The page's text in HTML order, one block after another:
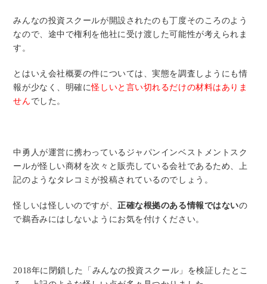
みんなの投資スクールが開設されたのも丁度そのころのよう
なので、途中で権利を他社に受け渡した可能性が考えられま
す。
とはいえ会社概要の件については、実態を調査しようにも情
報が少なく、明確に怪しいと言い切れるだけの材料はありま
せん でした。
中勇人が運営に携わっているジャパンインベストメントスク
ールが怪しい商材を次々と販売している会社であるため、上
記のようなタレコミが投稿されているのでしょう。
怪しいは怪しいのですが、 正確な根拠のある情報ではないの
で鵜呑みにはしないようにお気を付けください。
2018年に閉鎖した「みんなの投資スクール」を検証したとこ